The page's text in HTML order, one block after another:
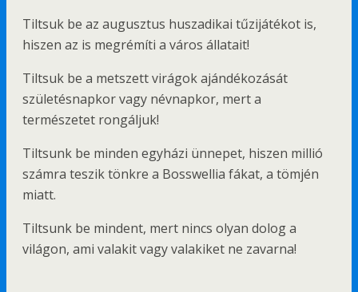
Tiltsuk be az augusztus huszadikai tűzijátékot is,
hiszen az is megrémíti a város állatait!
Tiltsuk be a metszett virágok ajándékozását
születésnapkor vagy névnapkor, mert a
természetet rongáljuk!
Tiltsunk be minden egyházi ünnepet, hiszen millió
számra teszik tönkre a Bosswellia fákat, a tömjén
miatt.
Tiltsunk be mindent, mert nincs olyan dolog a
világon, ami valakit vagy valakiket ne zavarna!